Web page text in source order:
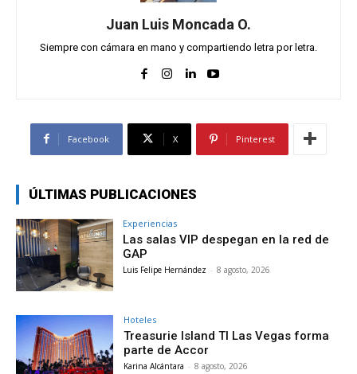
Juan Luis Moncada O.
Siempre con cámara en mano y compartiendo letra por letra.
Facebook X Pinterest
ÚLTIMAS PUBLICACIONES
Experiencias
Las salas VIP despegan en la red de
GAP
Luis Felipe Hernández - 8 agosto, 2026
Hoteles
Treasurie Island TI Las Vegas forma
parte de Accor
Karina Alcántara - 8 agosto, 2026